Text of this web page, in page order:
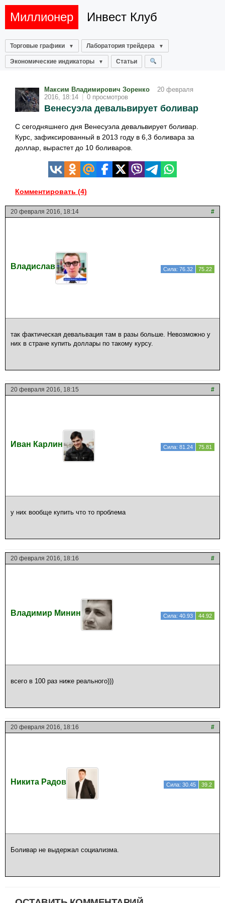
Миллионер Инвест Клуб
Торговые графики Лаборатория трейдера
Экономические индикаторы Статьи
Максим Владимирович Зоренко
20 февраля
2016, 18:14
0 просмотров
Венесуэла девальвирует боливар
С сегодняшнего дня Венесуэла девальвирует боливар.
Курс, зафиксированный в 2013 году в 6,3 боливара за
доллар, вырастет до 10 боливаров.
Комментировать (4)
20 февраля 2016, 18:14 #
Владислав Сила: 76.32 75.22
так фактическая девальвация там в разы больше. Невозможно у
них в стране купить доллары по такому курсу.
20 февраля 2016, 18:15 #
Иван Карлин Сила: 81.24 75.81
у них вообще купить что то проблема
20 февраля 2016, 18:16 #
Владимир Минин Сила: 40.93 44.92
всего в 100 раз ниже реального)))
20 февраля 2016, 18:16 #
Никита Радов Сила: 30.45 39.2
Боливар не выдержал социализма.